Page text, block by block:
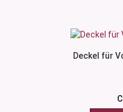
Deckel für